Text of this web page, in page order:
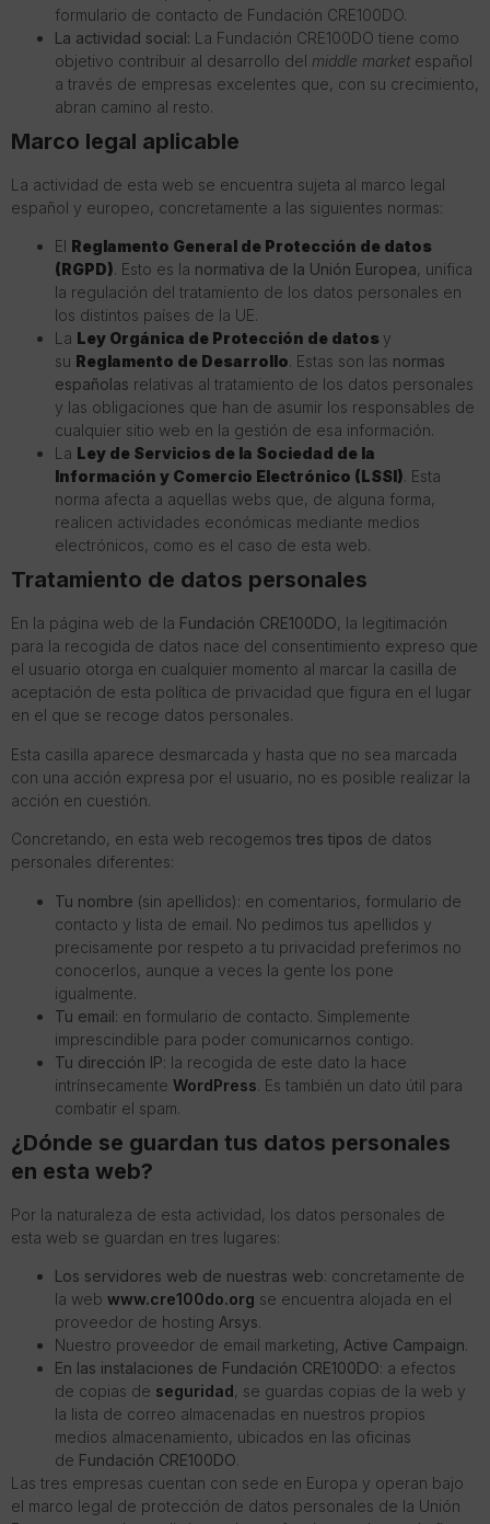
formulario de contacto de Fundación CRE100DO.
La actividad social: La Fundación CRE100DO tiene como
objetivo contribuir al desarrollo del middle market español
a través de empresas excelentes que, con su crecimiento,
abran camino al resto.
Marco legal aplicable
La actividad de esta web se encuentra sujeta al marco legal
español y europeo, concretamente a las siguientes normas:
El Reglamento General de Protección de datos
(RGPD). Esto es la normativa de la Unión Europea, unifica
la regulación del tratamiento de los datos personales en
los distintos países de la UE.
La Ley Orgánica de Protección de datos y
su Reglamento de Desarrollo. Estas son las normas
españolas relativas al tratamiento de los datos personales
y las obligaciones que han de asumir los responsables de
cualquier sitio web en la gestión de esa información.
La Ley de Servicios de la Sociedad de la
Información y Comercio Electrónico (LSSI). Esta
norma afecta a aquellas webs que, de alguna forma,
realicen actividades económicas mediante medios
electrónicos, como es el caso de esta web.
Tratamiento de datos personales
En la página web de la Fundación CRE100DO, la legitimación
para la recogida de datos nace del consentimiento expreso que
el usuario otorga en cualquier momento al marcar la casilla de
aceptación de esta política de privacidad que figura en el lugar
en el que se recoge datos personales.
Esta casilla aparece desmarcada y hasta que no sea marcada
con una acción expresa por el usuario, no es posible realizar la
acción en cuestión.
Concretando, en esta web recogemos tres tipos de datos
personales diferentes:
Tu nombre (sin apellidos): en comentarios, formulario de
contacto y lista de email. No pedimos tus apellidos y
precisamente por respeto a tu privacidad preferimos no
conocerlos, aunque a veces la gente los pone
igualmente.
Tu email: en formulario de contacto. Simplemente
imprescindible para poder comunicarnos contigo.
Tu dirección IP: la recogida de este dato la hace
intrínsecamente WordPress. Es también un dato útil para
combatir el spam.
¿Dónde se guardan tus datos personales
en esta web?
Por la naturaleza de esta actividad, los datos personales de
esta web se guardan en tres lugares:
Los servidores web de nuestras web: concretamente de
la web www.cre100do.org se encuentra alojada en el
proveedor de hosting Arsys.
Nuestro proveedor de email marketing, Active Campaign.
En las instalaciones de Fundación CRE100DO: a efectos
de copias de seguridad, se guardas copias de la web y
la lista de correo almacenadas en nuestros propios
medios almacenamiento, ubicados en las oficinas
de Fundación CRE100DO.
Las tres empresas cuentan con sede en Europa y operan bajo
el marco legal de protección de datos personales de la Unión